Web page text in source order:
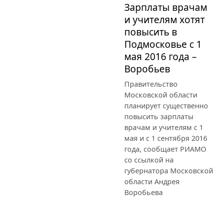
Зарплаты врачам
и учителям хотят
повысить в
Подмосковье с 1
мая 2016 года –
Воробьев
Правительство
Московской области
планирует существенно
повысить зарплаты
врачам и учителям с 1
мая и с 1 сентября 2016
года, сообщает РИАМО
со ссылкой на
губернатора Московской
области Андрея
Воробьева